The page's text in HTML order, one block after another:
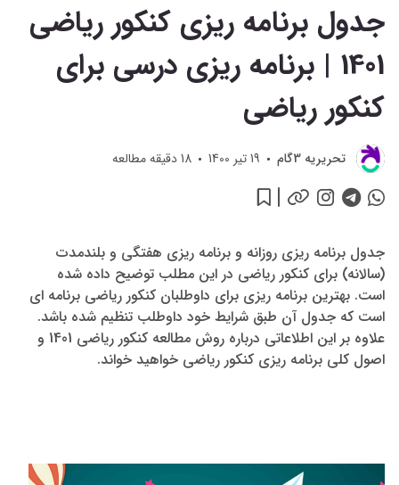
درسی برای کنکور ریاضی
جدول برنامه ریزی کنکور ریاضی
1401 | برنامه ریزی درسی برای
کنکور ریاضی
تحريريه 3گام 19 تیر 1400 18دقیقه مطالعه
جدول برنامه ریزی روزانه و برنامه ریزی هفتگی و بلندمدت
(سالانه) برای کنکور ریاضی در این مطلب توضیح داده شده
است. بهترین برنامه ریزی برای داوطلبان کنکور ریاضی برنامه ای
است که جدول آن طبق شرایط خود داوطلب تنظیم شده باشد.
علاوه بر این اطلاعاتی درباره روش مطالعه کنکور ریاضی 1401 و
اصول کلی برنامه ریزی کنکور ریاضی خواهید خواند.